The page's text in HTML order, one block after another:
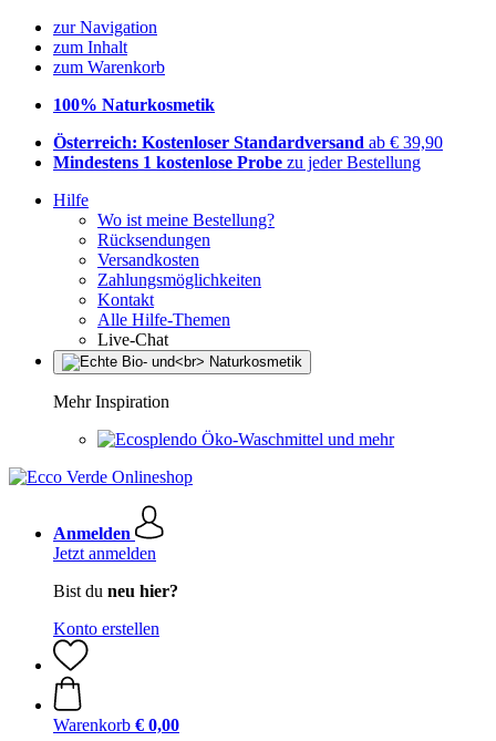
zur Navigation
zum Inhalt
zum Warenkorb
100% Naturkosmetik
Österreich: Kostenloser Standardversand ab € 39,90
Mindestens 1 kostenlose Probe zu jeder Bestellung
Hilfe
Wo ist meine Bestellung?
Rücksendungen
Versandkosten
Zahlungsmöglichkeiten
Kontakt
Alle Hilfe-Themen
Live-Chat
Mehr Inspiration
Öko-Waschmittel und mehr
Anmelden
Jetzt anmelden
Bist du neu hier?
Konto erstellen
Warenkorb € 0,00